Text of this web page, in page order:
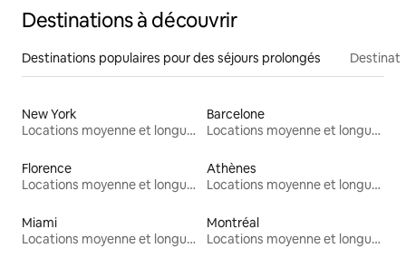
Destinations à découvrir
Destinations populaires pour des séjours prolongés
New York
Locations moyenne et longue durée
Barcelone
Locations moyenne et longue durée
Florence
Locations moyenne et longue durée
Athènes
Locations moyenne et longue durée
Miami
Locations moyenne et longue durée
Montréal
Locations moyenne et longue durée